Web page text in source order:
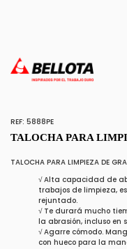
REF: 5888PE
TALOCHA PARA
TALOCHA PARA LIMPIEZA DE
√ Alta capacidad de
trabajos de limpieza,
rejuntado.
√ Te durará mucho
la abrasión, incluso en
√ Agarre cómodo.
con hueco para la